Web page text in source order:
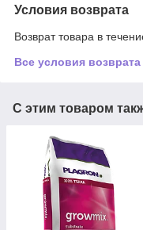
Условия возврата
Возврат товара в
Все условия возврата
С этим товаром